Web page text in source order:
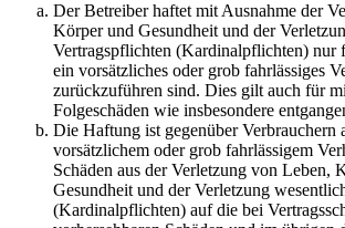
Der Betreiber haftet mit Ausnahme der
Körper und Gesundheit und der
Vertragspflichten (Kardinalpflichten) nur
ein vorsätzliches oder grob fahrlässiges
zurückzuführen sind. Dies gilt auch für
Folgeschäden wie insbesondere
Die Haftung ist gegenüber Verbrauchern
vorsätzlichem oder grob fahrlässigem
Schäden aus der Verletzung von Leben,
Gesundheit und der Verletzung
(Kardinalpflichten) auf die bei